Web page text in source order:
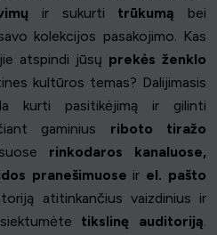
ir sukurti trūkumą bei
kolekcijos pasakojimo. Kas
atspindi jūsų prekės ženklo
kultūros temas? Dalijimasis
kurti pasitikėjimą ir gilinti
gaminius riboto tiražo
rinkodaros kanaluose,
pranešimuose ir el. pašto
atitinkančius vaizdinius ir
tikslinę auditoriją.